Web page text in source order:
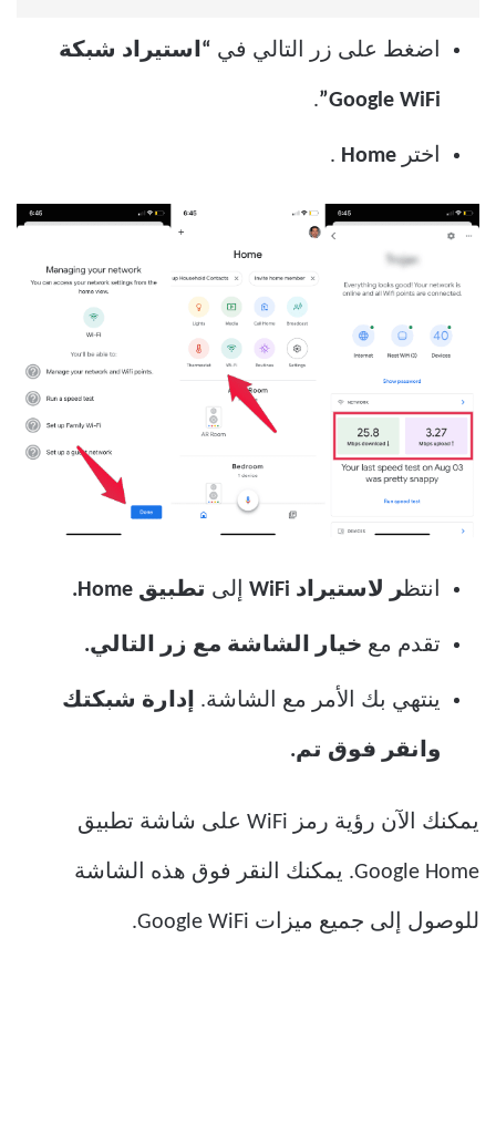
اضغط على زر التالي في “استيراد شبكة
Google WiFi”
.
اختر Home
.
انتظر لاستيراد WiFi إلى تطبيق Home.
تقدم مع خيار الشاشة مع زر التالي.
ينتهي بك الأمر مع الشاشة. إدارة شبكتك
وانقر فوق تم.
يمكنك الآن رؤية رمز WiFi على شاشة تطبيق
Google Home. يمكنك النقر فوق هذه الشاشة
للوصول إلى جميع ميزات Google WiFi.